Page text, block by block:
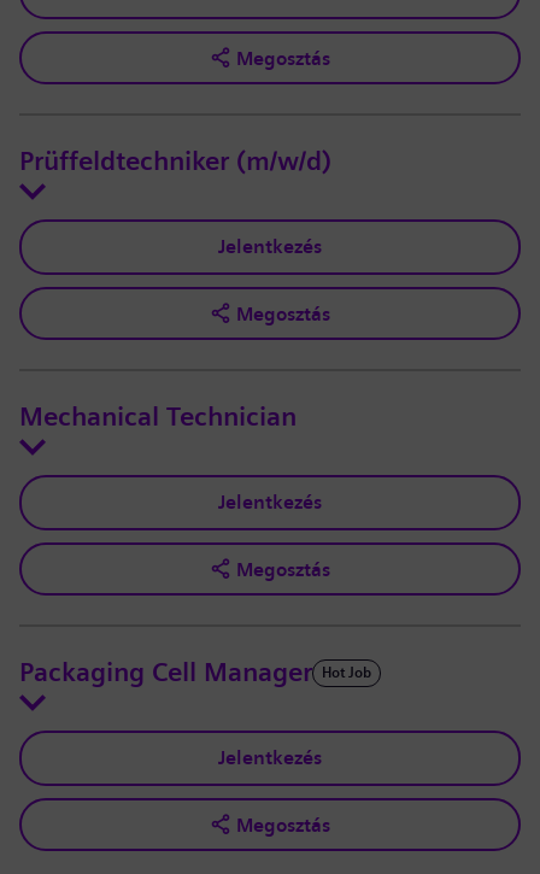
Megosztás
Prüffeldtechniker (m/w/d)
Jelentkezés
Megosztás
Mechanical Technician
Jelentkezés
Megosztás
Packaging Cell Manager Hot Job
Jelentkezés
Megosztás